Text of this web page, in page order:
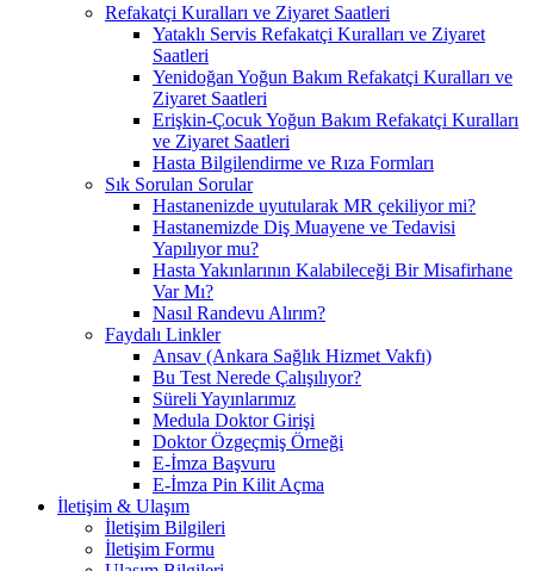
Refakatçi Kuralları ve Ziyaret Saatleri
Yataklı Servis Refakatçi Kuralları ve Ziyaret
Saatleri
Yenidoğan Yoğun Bakım Refakatçi Kuralları ve
Ziyaret Saatleri
Erişkin-Çocuk Yoğun Bakım Refakatçi Kuralları
ve Ziyaret Saatleri
Hasta Bilgilendirme ve Rıza Formları
Sık Sorulan Sorular
Hastanenizde uyutularak MR çekiliyor mi?
Hastanemizde Diş Muayene ve Tedavisi
Yapılıyor mu?
Hasta Yakınlarının Kalabileceği Bir Misafirhane
Var Mı?
Nasıl Randevu Alırım?
Faydalı Linkler
Ansav (Ankara Sağlık Hizmet Vakfı)
Bu Test Nerede Çalışılıyor?
Süreli Yayınlarımız
Medula Doktor Girişi
Doktor Özgeçmiş Örneği
E-İmza Başvuru
E-İmza Pin Kilit Açma
İletişim & Ulaşım
İletişim Bilgileri
İletişim Formu